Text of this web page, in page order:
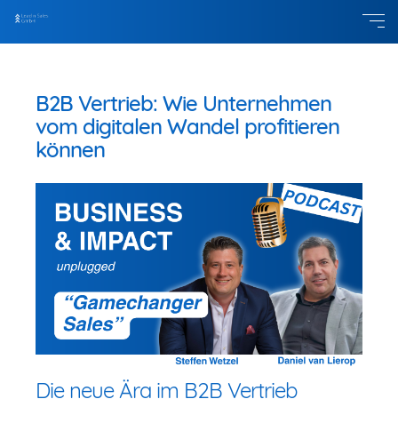
B2B Vertrieb: Wie Unternehmen
vom digitalen Wandel profitieren
können
Die neue Ära im B2B Vertrieb